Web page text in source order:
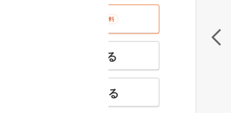
無料
特徴の似た物件を見る
お気に入りに追加する